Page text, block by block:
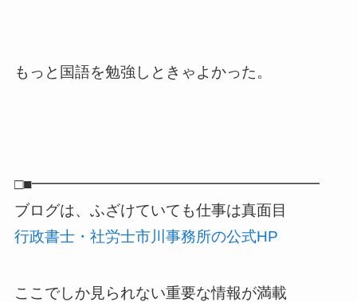
もっと国語を勉強しときゃよかった。
□■━━━━━━━━━━━━━━━━━━━
ブログは、ふざけていても仕事は真面目
行政書士・社労士市川事務所の公式HP
ここでしか見られない重要な情報が満載